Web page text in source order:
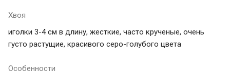
Хвоя
иголки 3-4 см в длину, жесткие, часто крученые, очень
густо растущие, красивого серо-голубого цвета
Особенности